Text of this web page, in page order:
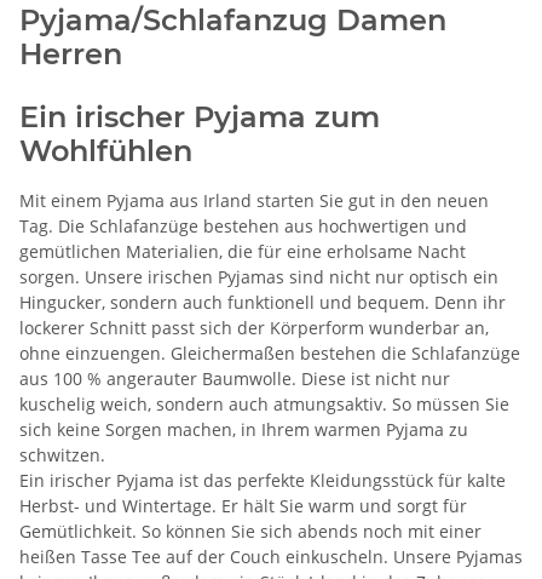
Pyjama/Schlafanzug Damen
Herren
Ein irischer Pyjama zum
Wohlfühlen
Mit einem Pyjama aus Irland starten Sie gut in den neuen
Tag. Die Schlafanzüge bestehen aus hochwertigen und
gemütlichen Materialien, die für eine erholsame Nacht
sorgen. Unsere irischen Pyjamas sind nicht nur optisch ein
Hingucker, sondern auch funktionell und bequem. Denn ihr
lockerer Schnitt passt sich der Körperform wunderbar an,
ohne einzuengen. Gleichermaßen bestehen die Schlafanzüge
aus 100 % angerauter Baumwolle. Diese ist nicht nur
kuschelig weich, sondern auch atmungsaktiv. So müssen Sie
sich keine Sorgen machen, in Ihrem warmen Pyjama zu
schwitzen.
Ein irischer Pyjama ist das perfekte Kleidungsstück für kalte
Herbst- und Wintertage. Er hält Sie warm und sorgt für
Gemütlichkeit. So können Sie sich abends noch mit einer
heißen Tasse Tee auf der Couch einkuscheln. Unsere Pyjamas